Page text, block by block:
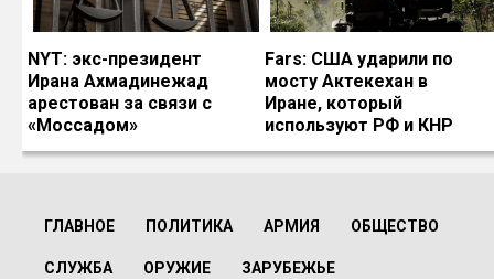
NYT: экс-президент
Ирана Ахмадинежад
арестован за связи с
«Моссадом»
Fars: США ударили по
мосту Актекехан в
Иране, который
используют РФ и КНР
ГЛАВНОЕ ПОЛИТИКА АРМИЯ ОБЩЕСТВО
СЛУЖБА ОРУЖИЕ ЗАРУБЕЖЬЕ